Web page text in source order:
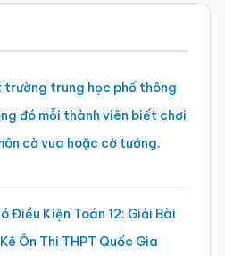
trường trung học phổ thông
đó mỗi thành viên biết chơi
cờ vua hoặc cờ tướng.
Điều Kiện Toán 12: Giải Bài
Ôn Thi THPT Quốc Gia